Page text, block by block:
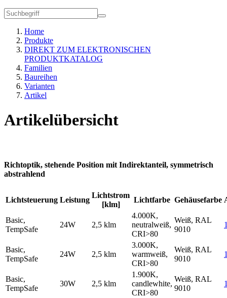
Home
Produkte
DIREKT ZUM ELEKTRONISCHEN
PRODUKTKATALOG
Familien
Baureihen
Varianten
Artikel
Artikelübersicht
Richtoptik, stehende Position mit Indirektanteil, symmetrisch
abstrahlend
Lichtsteuerung Leistung
Lichtstrom
[klm]
Lichtfarbe Gehäusefarbe
Basic,
TempSafe
24W 2,5 klm
4.000K,
neutralweiß,
CRI>80
Weiß, RAL
9010
Basic,
TempSafe
24W 2,5 klm
3.000K,
warmweiß,
CRI>80
Weiß, RAL
9010
Basic,
TempSafe
30W 2,5 klm
1.900K,
candlewhite,
CRI>80
Weiß, RAL
9010